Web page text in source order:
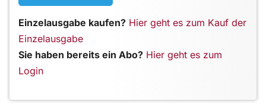
Einzelausgabe kaufen? Hier geht es zum Kauf der
Einzelausgabe
Sie haben bereits ein Abo? Hier geht es zum
Login